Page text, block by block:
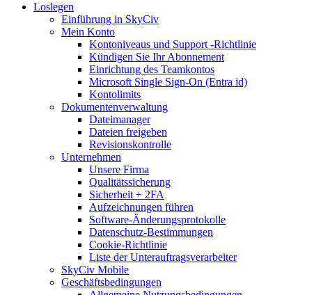
Loslegen
Einführung in SkyCiv
Mein Konto
Kontoniveaus und Support -Richtlinie
Kündigen Sie Ihr Abonnement
Einrichtung des Teamkontos
Microsoft Single Sign-On (Entra id)
Kontolimits
Dokumentenverwaltung
Dateimanager
Dateien freigeben
Revisionskontrolle
Unternehmen
Unsere Firma
Qualitätssicherung
Sicherheit + 2FA
Aufzeichnungen führen
Software-Änderungsprotokolle
Datenschutz-Bestimmungen
Cookie-Richtlinie
Liste der Unterauftragsverarbeiter
SkyCiv Mobile
Geschäftsbedingungen